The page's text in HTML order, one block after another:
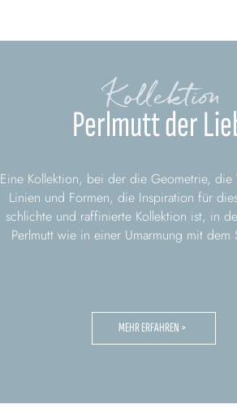
Perlmutt der
Kollektion
Eine Kollektion, bei der die Geometrie, die
Linien und Formen, die Inspiration für
schlichte und raffinierte Kollektion ist, in
Perlmutt wie in einer Umarmung mit dem
MEHR ERFAHREN >